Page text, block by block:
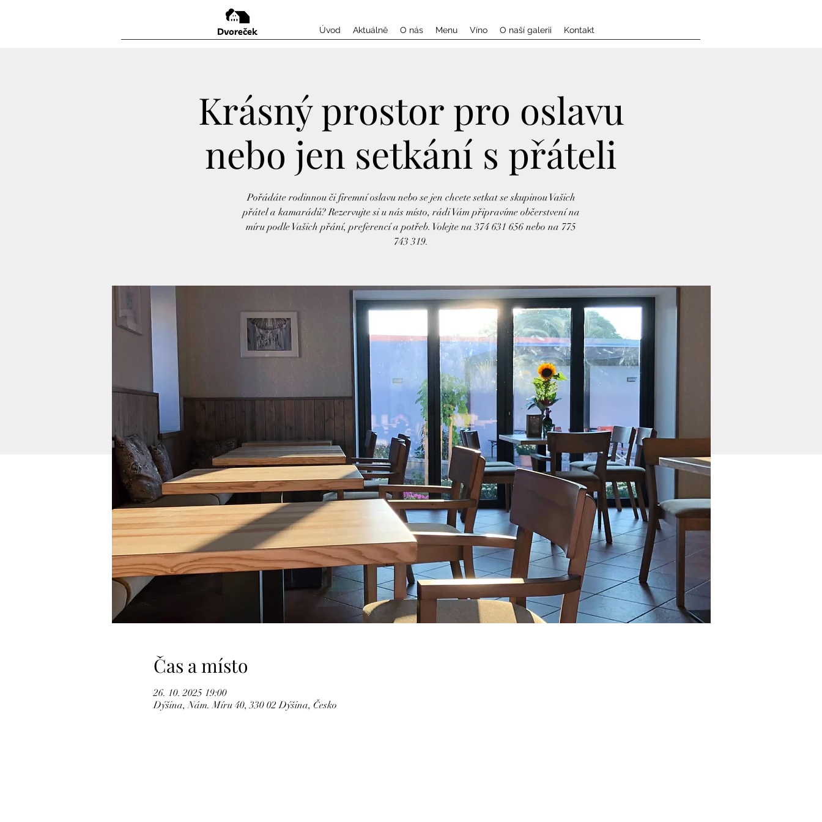
Úvod Aktuálně O nás Menu Víno O naší galerii Kontakt
Krásný prostor pro oslavu
nebo jen setkání s přáteli
Pořádáte rodinnou či firemní oslavu nebo se jen chcete setkat se skupinou Vašich
přátel a kamarádů? Rezervujte si u nás místo, rádi Vám připravíme občerstvení na
míru podle Vašich přání, preferencí a potřeb. Volejte na 374 631 656 nebo na 775
743 319.
Čas a místo
26. 10. 2025 19:00
Dýšina, Nám. Míru 40, 330 02 Dýšina, Česko